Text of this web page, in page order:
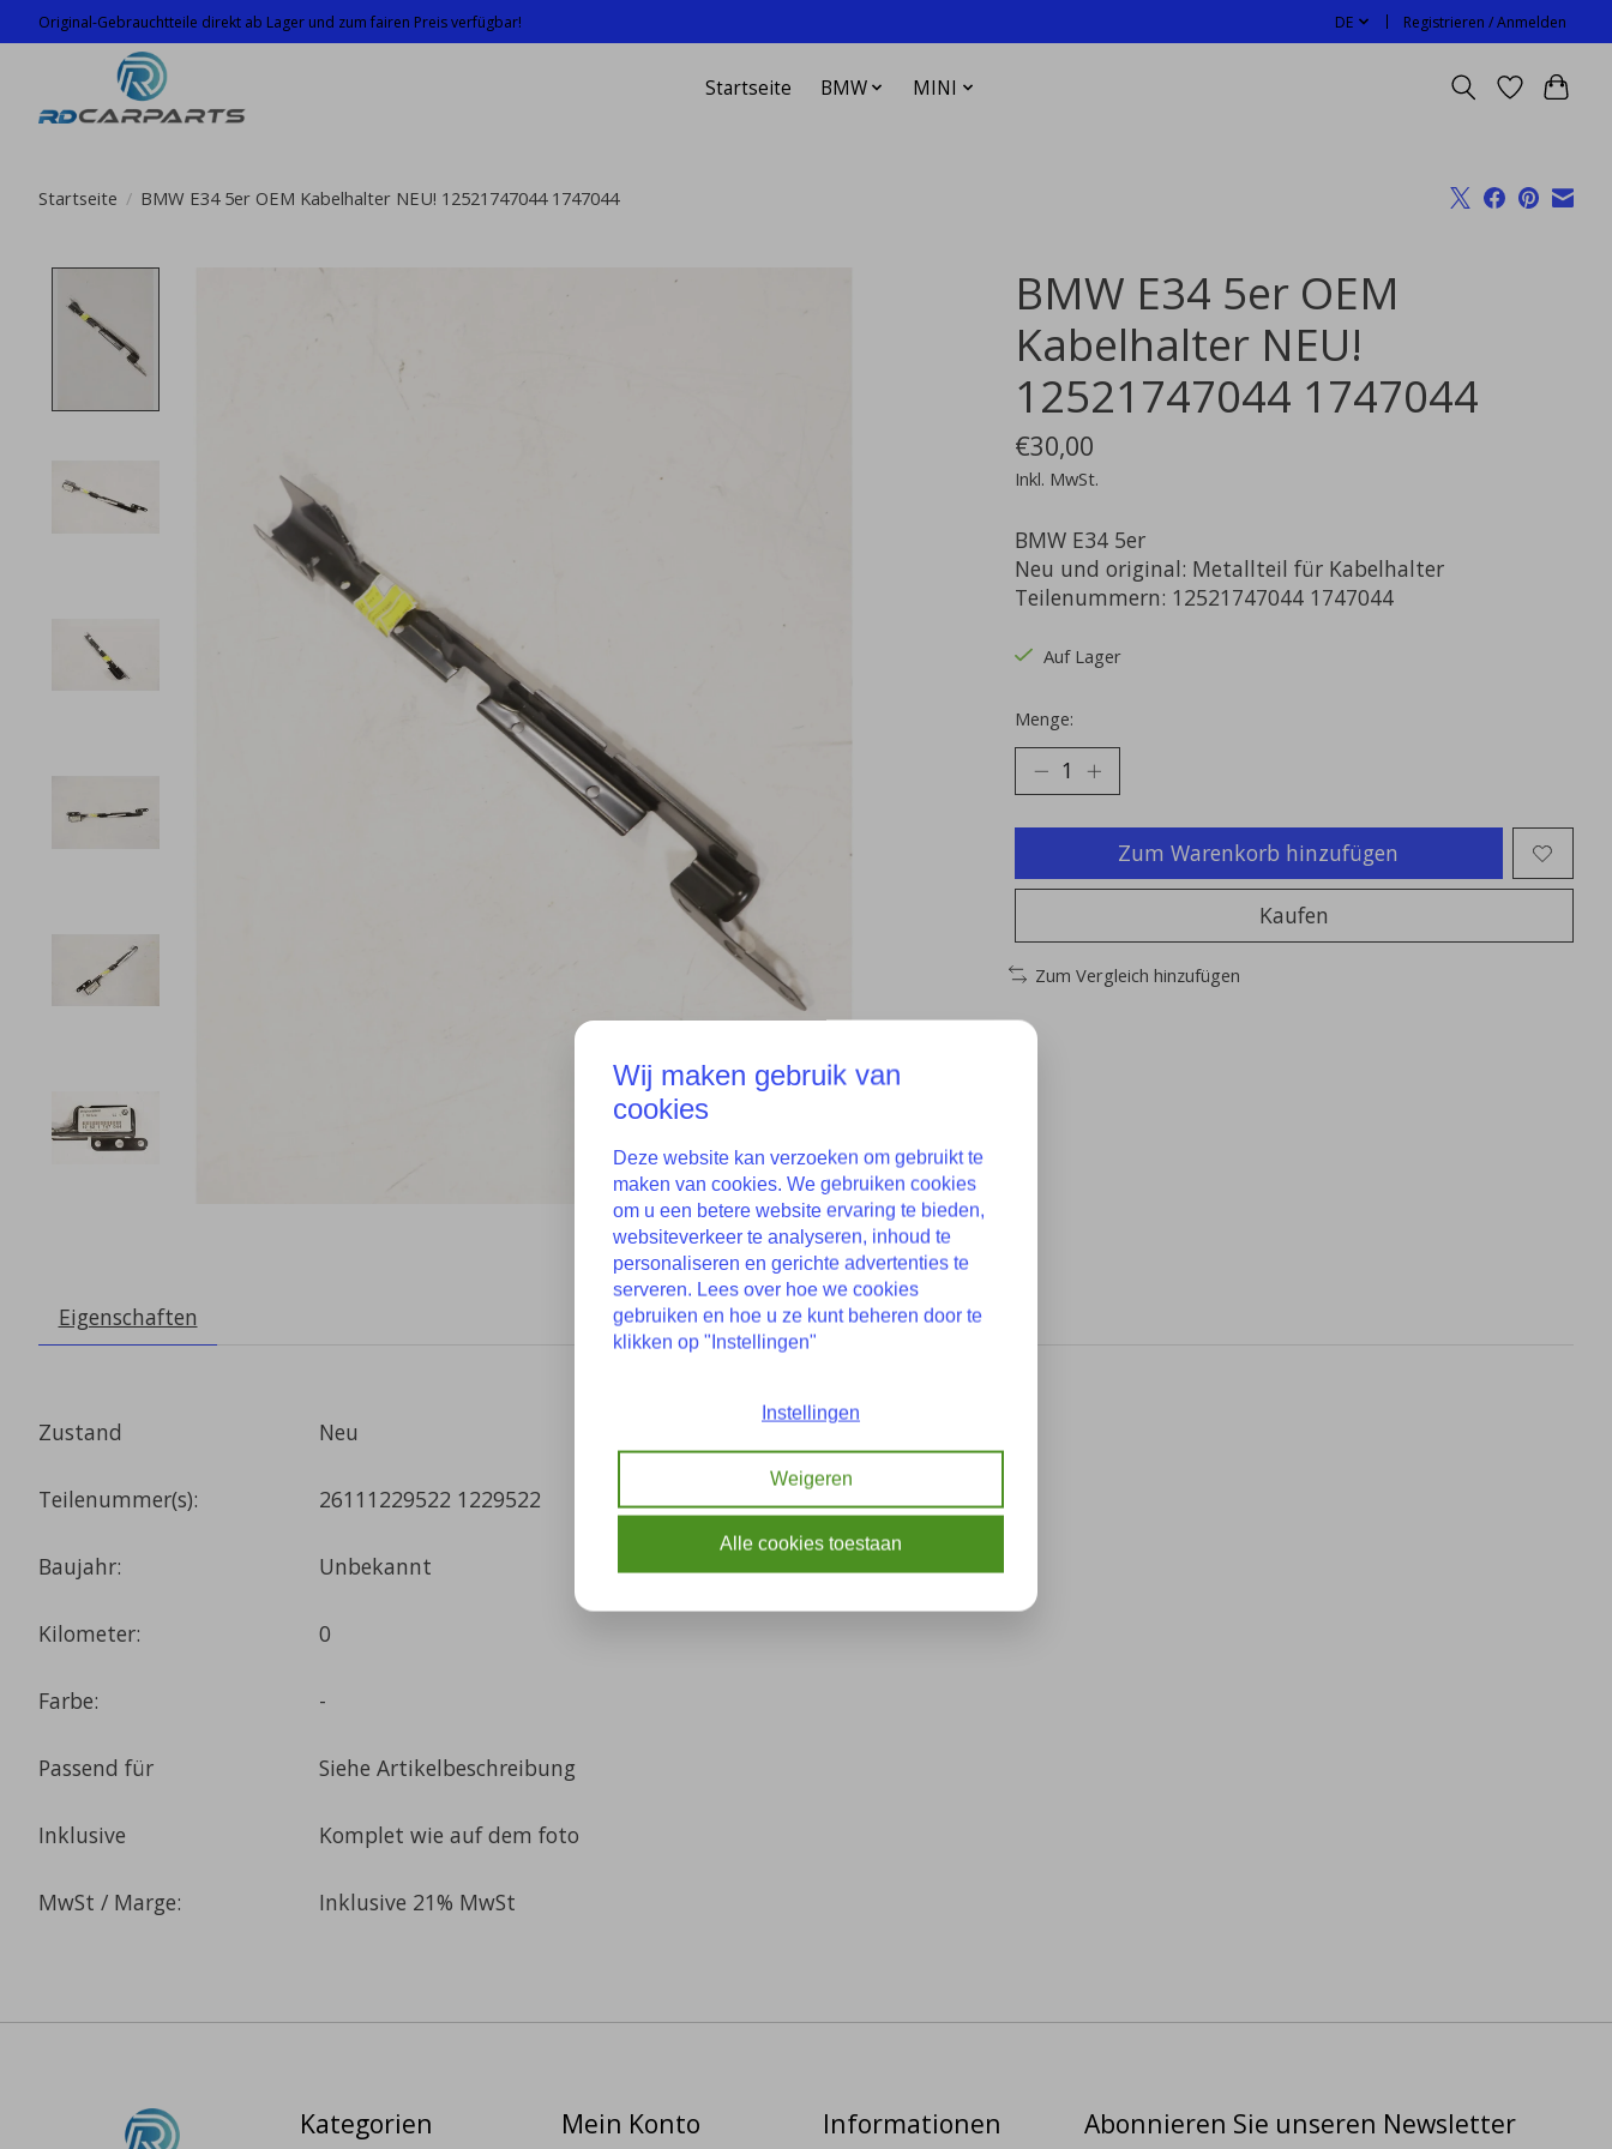
Original-Gebrauchtteile direkt ab Lager und zum fairen Preis verfügbar! DE Registrieren / Anmelden
Startseite BMW MINI
Startseite / BMW E34 5er OEM Kabelhalter NEU! 12521747044 1747044
BMW E34 5er OEM
Kabelhalter NEU!
12521747044 1747044
€30,00
Inkl. MwSt.
BMW E34 5er
Neu und original: Metallteil für Kabelhalter
Teilenummern: 12521747044 1747044
Auf Lager
Menge:
Zum Warenkorb hinzufügen
Kaufen
Zum Vergleich hinzufügen
Eigenschaften
Zustand Neu
Teilenummer(s): 26111229522 1229522
Baujahr: Unbekannt
Kilometer: 0
Farbe: -
Passend für Siehe Artikelbeschreibung
Inklusive Komplet wie auf dem foto
MwSt / Marge: Inklusive 21% MwSt
Kategorien Mein Konto Informationen Abonnieren Sie unseren Newsletter
Wij maken gebruik van
cookies
Deze website kan verzoeken om gebruikt te
maken van cookies. We gebruiken cookies
om u een betere website ervaring te bieden,
websiteverkeer te analyseren, inhoud te
personaliseren en gerichte advertenties te
serveren. Lees over hoe we cookies
gebruiken en hoe u ze kunt beheren door te
klikken op "Instellingen"
Instellingen
Weigeren
Alle cookies toestaan